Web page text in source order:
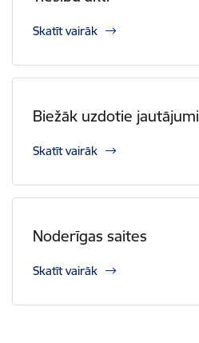
Skatīt vairāk
Biežāk uzdotie jautājumi
Skatīt vairāk
Noderīgas saites
Skatīt vairāk